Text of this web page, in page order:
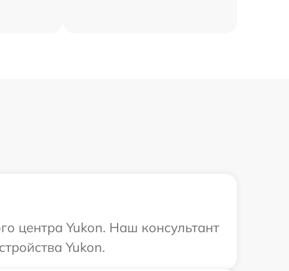
центра Yukon. Наш консультант
Yukon.